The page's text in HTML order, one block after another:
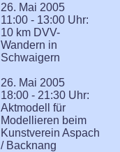
26. Mai 2005
11:00 - 13:00 Uhr:
10 km DVV-
Wandern in
Schwaigern
26. Mai 2005
18:00 - 21:30 Uhr:
Aktmodell für
Modellieren beim
Kunstverein Aspach
/ Backnang